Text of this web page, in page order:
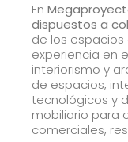
En
dispuestos a
de los
experiencia en
interiorismo y
de espacios,
tecnológicos y
mobiliario para
comerciales,